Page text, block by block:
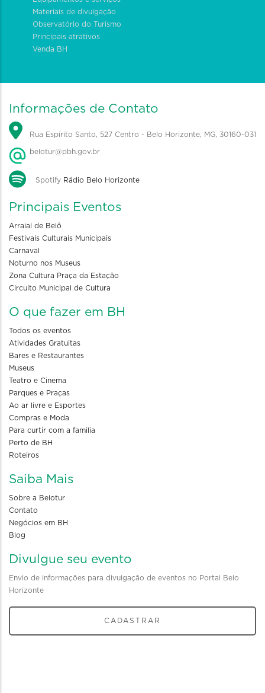
Materiais de divulgação
Observatório do Turismo
Principais atrativos
Venda BH
Informações de Contato
Rua Espírito Santo, 527 Centro - Belo Horizonte, MG, 30160-031
belotur@pbh.gov.br
Spotify Rádio Belo Horizonte
Principais Eventos
Arraial de Belô
Festivais Culturais Municipais
Carnaval
Noturno nos Museus
Zona Cultura Praça da Estação
Circuito Municipal de Cultura
O que fazer em BH
Todos os eventos
Atividades Gratuitas
Bares e Restaurantes
Museus
Teatro e Cinema
Parques e Praças
Ao ar livre e Esportes
Compras e Moda
Para curtir com a familia
Perto de BH
Roteiros
Saiba Mais
Sobre a Belotur
Contato
Negócios em BH
Blog
Divulgue seu evento
Envio de informações para divulgação de eventos no Portal Belo
Horizonte
CADASTRAR